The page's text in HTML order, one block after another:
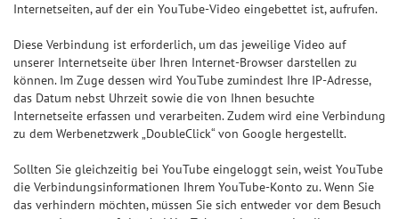
Internetseiten, auf der ein YouTube-Video eingebettet ist, aufrufen.
Diese Verbindung ist erforderlich, um das jeweilige Video auf
unserer Internetseite über Ihren Internet-Browser darstellen zu
können. Im Zuge dessen wird YouTube zumindest Ihre IP-Adresse,
das Datum nebst Uhrzeit sowie die von Ihnen besuchte
Internetseite erfassen und verarbeiten. Zudem wird eine Verbindung
zu dem Werbenetzwerk „DoubleClick“ von Google hergestellt.
Sollten Sie gleichzeitig bei YouTube eingeloggt sein, weist YouTube
die Verbindungsinformationen Ihrem YouTube-Konto zu. Wenn Sie
das verhindern möchten, müssen Sie sich entweder vor dem Besuch